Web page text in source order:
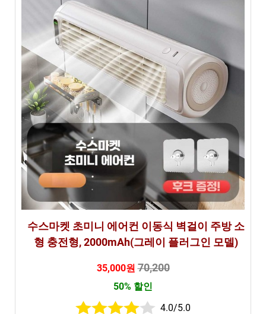
석
수스마켓 초미니 에어컨 이동식 벽걸이 주방 소
형 충전형, 2000mAh(그레이 플러그인 모델)
35,000원70,200
50% 할인
4.0/5.0